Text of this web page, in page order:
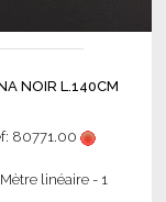
NOIR L.140CM
80771.00
linéaire - 1